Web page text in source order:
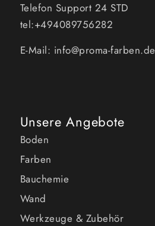
Telefon Support 24 STD
tel:+494089756282
E-Mail: info@proma-farben.de
Unsere Angebote
Boden
Farben
Bauchemie
Wand
Werkzeuge & Zubehör